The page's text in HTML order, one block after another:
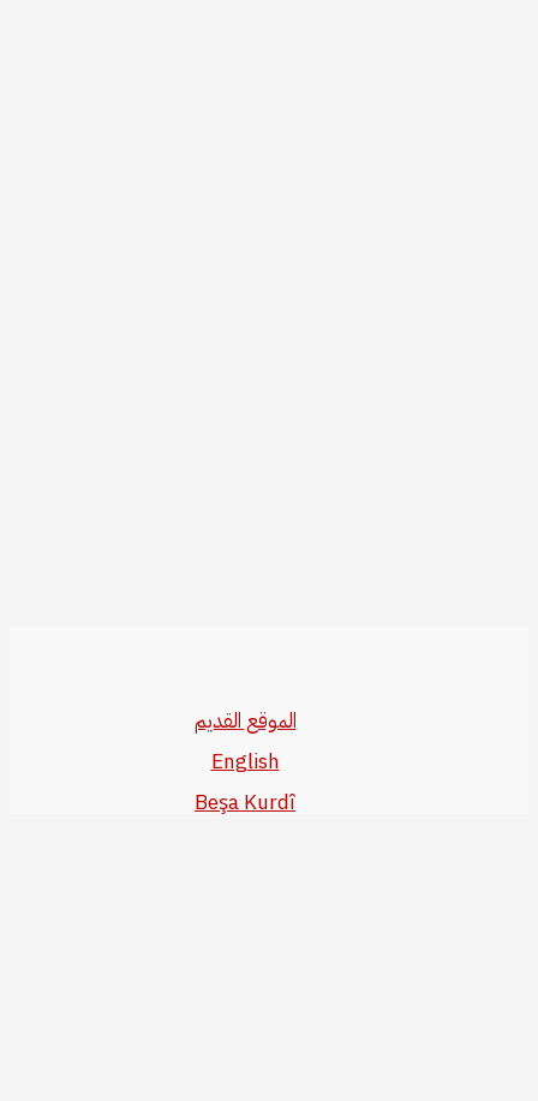
الموقع القديم
English
Beşa Kurdî